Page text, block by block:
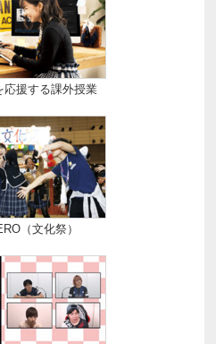
応援する課外授業
（文化祭）